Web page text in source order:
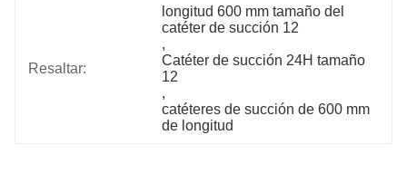
Resaltar:
longitud 600 mm tamaño del
catéter de succión 12
,
Catéter de succión 24H tamaño
12
,
catéteres de succión de 600 mm
de longitud